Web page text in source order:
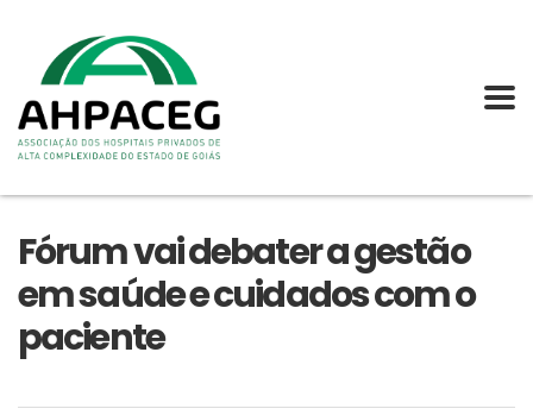
Fórum vai debater a gestão
em saúde e cuidados com o
paciente